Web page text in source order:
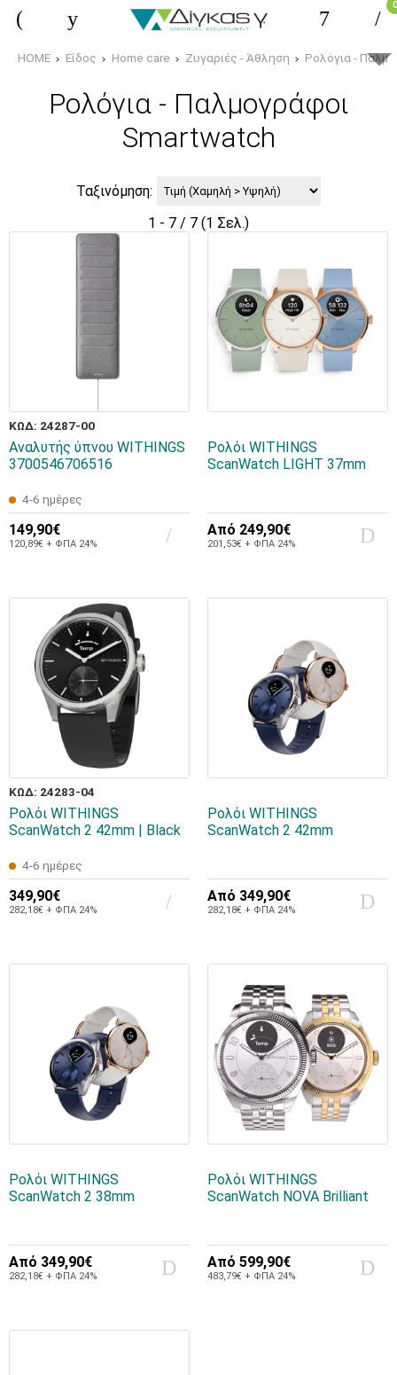
0
HOME Είδος Home care Ζυγαριές - Άθληση Ρολόγια -
Ρολόγια - Παλμογράφοι
Smartwatch
Ταξινόμηση:
1 - 7 / 7 (1 Σελ.)
ΚΩΔ: 24287-00
Αναλυτής ύπνου WITHINGS
3700546706516
4-6 ημέρες
149,90€
120,89€ + ΦΠΑ 24%
Ρολόι WITHINGS
ScanWatch LIGHT 37mm
Από 249,90€
201,53€ + ΦΠΑ 24%
ΚΩΔ: 24283-04
Ρολόι WITHINGS
ScanWatch 2 42mm | Black
4-6 ημέρες
349,90€
282,18€ + ΦΠΑ 24%
Ρολόι WITHINGS
ScanWatch 2 42mm
Από 349,90€
282,18€ + ΦΠΑ 24%
Ρολόι WITHINGS
ScanWatch 2 38mm
Από 349,90€
282,18€ + ΦΠΑ 24%
Ρολόι WITHINGS
ScanWatch NOVA Brilliant
Από 599,90€
483,79€ + ΦΠΑ 24%